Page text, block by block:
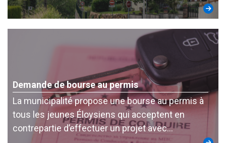
Demande de bourse au permis
La municipalité propose une bourse au permis à
tous les jeunes Éloysiens qui acceptent en
contrepartie d’effectuer un projet avec…